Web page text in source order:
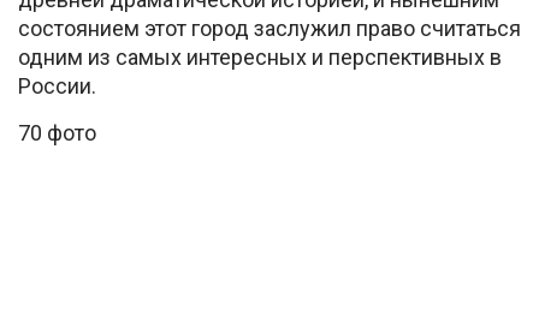
состоянием этот город заслужил право считаться
одним из самых интересных и перспективных в
России.
70 фото